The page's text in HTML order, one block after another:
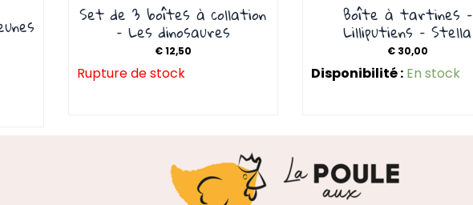
Set de 3 boîtes à collation
– Les dinosaures
€12,50
Rupture de stock
Boîte à tartines –
Lilliputiens – Stella
€30,00
Disponibilité : En stock